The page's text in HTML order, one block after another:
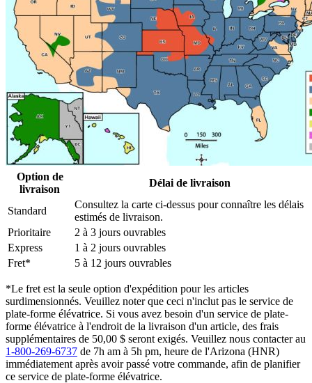
Option de
livraison
Délai de livraison
Standard
Consultez la carte ci-dessus pour connaître les délais
estimés de livraison.
Prioritaire
2 à 3 jours ouvrables
Express
1 à 2 jours ouvrables
Fret*
5 à 12 jours ouvrables
*Le fret est la seule option d'expédition pour les articles
surdimensionnés. Veuillez noter que ceci n'inclut pas le service de
plate-forme élévatrice. Si vous avez besoin d'un service de plate-
forme élévatrice à l'endroit de la livraison d'un article, des frais
supplémentaires de 50,00 $ seront exigés. Veuillez nous contacter au
1-800-269-6737 de 7h am à 5h pm, heure de l'Arizona (HNR)
immédiatement après avoir passé votre commande, afin de planifier
ce service de plate-forme élévatrice.